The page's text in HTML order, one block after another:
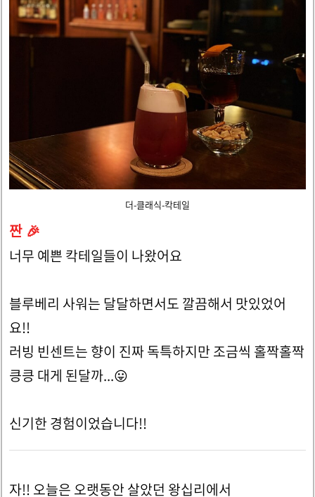
더-클래식-칵테일
짠 🎉
너무 예쁜 칵테일들이 나왔어요
블루베리 사워는 달달하면서도 깔끔해서 맛있었어
요!!
러빙 빈센트는 향이 진짜 독특하지만 조금씩 홀짝홀짝
킁킁 대게 된달까...😛
신기한 경험이었습니다!!
자!! 오늘은 오랫동안 살았던 왕십리에서